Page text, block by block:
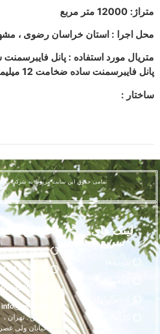
متراژ: 12000 متر مربع
محل اجرا : استان خراسان رضوی ،
پانل فایبرسمنت ساده ضخامت 12 میلیمتر
ساختار :
لینک های
سریع
پروژه ها
تماس با ما
96 14 65 88 021
09033000900
info@neev.ae
آدرس : تهران ،
خیابان ولی
تمامی حقوق این سایت مربوط به شرکت